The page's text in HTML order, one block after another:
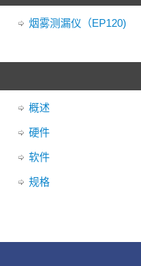
烟雾测漏仪（EP120)
概述
硬件
软件
规格